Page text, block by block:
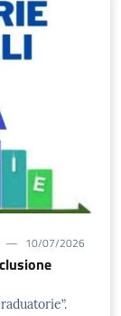
10/07/2026